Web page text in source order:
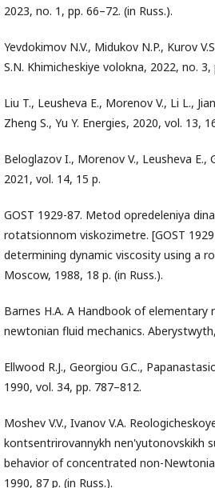
2023, no. 1, pp. 66–72. (in Russ.).
Yevdokimov N.V., Midukov N.P., Kurov
S.N. Khimicheskiye volokna, 2022, no. 3,
Liu T., Leusheva E., Morenov V., Li L.,
Zheng S., Yu Y. Energies, 2020, vol. 13,
Beloglazov I., Morenov V., Leusheva E.,
2021, vol. 14, 15 p.
GOST 1929-87. Metod opredeleniya
rotatsionnom viskozimetre. [GOST
determining dynamic viscosity using a
Moscow, 1988, 18 p. (in Russ.).
Barnes H.A. A Handbook of
newtonian fluid mechanics.
Ellwood R.J., Georgiou G.C.,
1990, vol. 34, pp. 787–812.
Moshev V.V., Ivanov V.A.
kontsentrirovannykh nen'yutonovskikh
behavior of concentrated non-
1990, 87 p. (in Russ.).